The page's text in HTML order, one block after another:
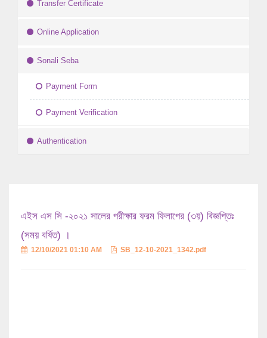
Transfer Certificate
Online Application
Sonali Seba
Payment Form
Payment Verification
Authentication
এইস এস সি -২০২১ সালের পরীক্ষার ফরম ফিলাপের (৩য়) বিজ্ঞপ্তিঃ
(সময় বর্ধিত) ।
12/10/2021 01:10 AM SB_12-10-2021_1342.pdf